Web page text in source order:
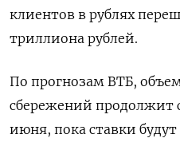
клиентов в рублях
триллиона рублей.
По прогнозам ВТБ,
сбережений продолжит
июня, пока ставки